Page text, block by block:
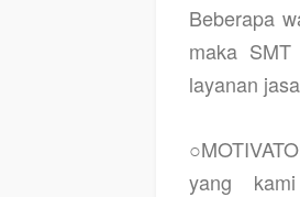
Beberapa
maka SMT
layanan
○
yang